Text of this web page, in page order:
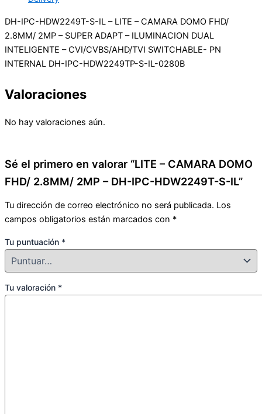
DH-IPC-HDW2249T-S-IL – LITE – CAMARA DOMO FHD/
2.8MM/ 2MP – SUPER ADAPT – ILUMINACION DUAL
INTELIGENTE – CVI/CVBS/AHD/TVI SWITCHABLE- PN
INTERNAL DH-IPC-HDW2249TP-S-IL-0280B
Valoraciones
No hay valoraciones aún.
Sé el primero en valorar “LITE – CAMARA DOMO
FHD/ 2.8MM/ 2MP – DH-IPC-HDW2249T-S-IL”
Tu dirección de correo electrónico no será publicada. Los
campos obligatorios están marcados con *
Tu puntuación *
Tu valoración *